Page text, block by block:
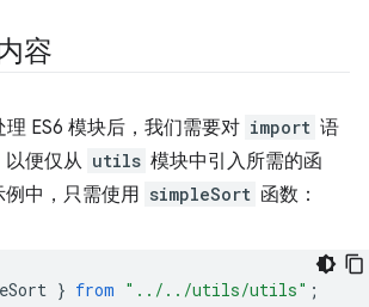
容
ES6 模块后，我们需要对 import 语
便仅从 utils 模块中引入所需的函
中，只需使用 simpleSort 函数：
} from "../../utils/utils" ;